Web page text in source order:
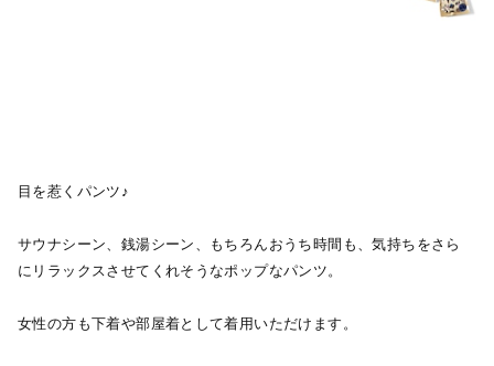
目を惹くパンツ♪
サウナシーン、銭湯シーン、もちろんおうち時間も、気持ちをさら
にリラックスさせてくれそうなポップなパンツ。
女性の方も下着や部屋着として着用いただけます。